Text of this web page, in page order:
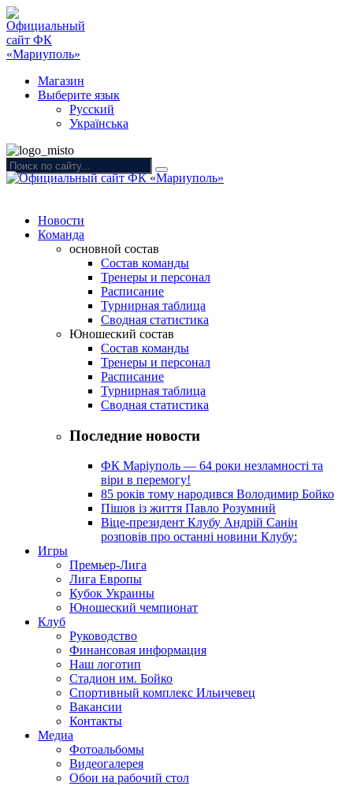
Магазин
Выберите язык
Русский
Українська
Новости
Команда
основной состав
Состав команды
Тренеры и персонал
Расписание
Турнирная таблица
Сводная статистика
Юношеский состав
Состав команды
Тренеры и персонал
Расписание
Турнирная таблица
Сводная статистика
Последние новости
ФК Маріуполь — 64 роки незламності та
віри в перемогу!
85 років тому народився Володимир Бойко
Пішов із життя Павло Розумний
Віце-президент Клубу Андрій Санін
розповів про останні новини Клубу:
Игры
Премьер-Лига
Лига Европы
Кубок Украины
Юношеский чемпионат
Клуб
Руководство
Финансовая информация
Наш логотип
Стадион им. Бойко
Спортивный комплекс Ильичевец
Вакансии
Контакты
Медиа
Фотоальбомы
Видеогалерея
Обои на рабочий стол